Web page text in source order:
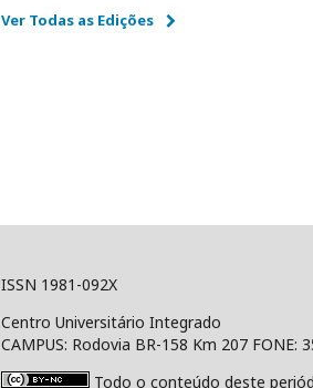
Ver Todas as Edições
ISSN 1981-092X
Centro Universitário Integrado
CAMPUS: Rodovia BR-158 Km 207 FONE:
Todo o conteúdo deste